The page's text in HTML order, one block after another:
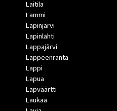
Laitila
Lammi
Lapinjärvi
Lapinlahti
Lappajärvi
Lappeenranta
Lappi
Lapua
Lapväärtti
Laukaa